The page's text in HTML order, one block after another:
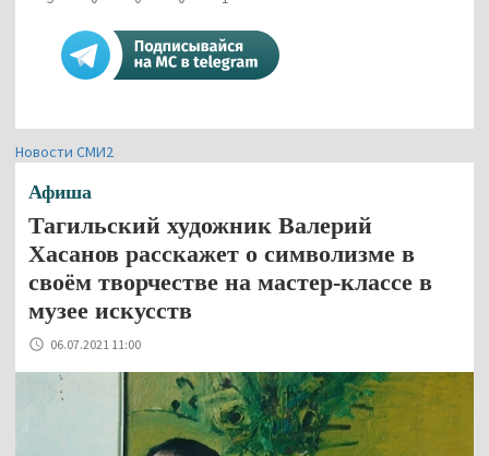
Новости СМИ2
Афиша
Тагильский художник Валерий
Хасанов расскажет о символизме в
своём творчестве на мастер-классе в
музее искусств
06.07.2021 11:00